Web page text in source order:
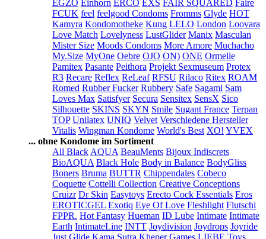
EGZO Einhorn ERCO EXS FAIR SQUARED Faire
FCUK feel feelgood Condoms Fromms Glyde HOT
Kamyra Kondomotheke Kung LELO London Loovara
Love Match Lovelyness LustGlider Manix Masculan
Mister Size Moods Condoms More Amore Muchacho
My.Size MyOne Oebre OJO ON) ONE Ormelle
Pamitex Pasante Peithora Projekt Sexmuseum Protex
R3 Recare Reflex ReLeaf RFSU Rilaco Ritex ROAM
Romed Rubber Fucker Rubbery Safe Sagami Sam
Loves Max Satisfyer Secura Sensitex SensX Sico
Silhouette SKINS SKYN Smile Sugant France Terpan
TOP Unilatex UNIQ Velvet Verschiedene Hersteller
Vitalis Wingman Kondome World's Best XO! YVEX
... ohne Kondome im Sortiment
All Black AQUA BeauMents Bijoux Indiscrets
BioAQUA Black Hole Body in Balance BodyGliss
Boners Bruma BUTTR Chippendales Cobeco
Coquette Cottelli Collection Creative Conceptions
Cruizr Dr Skin Easytoys Erecto Cock Essentials Eros
EROTICGEL Exotiq Eye Of Love Fleshlight Flutschi
FPPR. Hot Fantasy Hueman ID Lube Intimate Intimate
Earth IntimateLine INTT Joydivision Joydrops Joyride
Just Glide Kama Sutra Kheper Games LIEBE Toys